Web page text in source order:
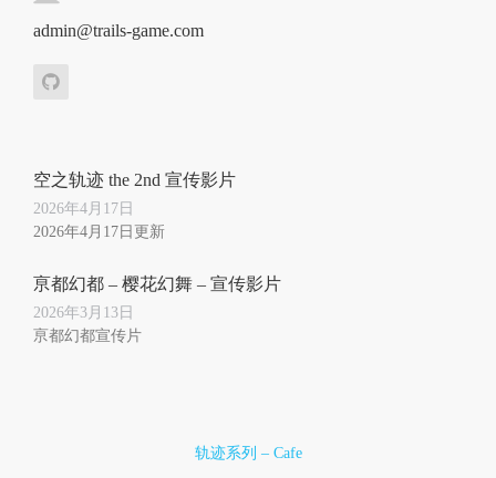
admin@trails-game.com
空之轨迹 the 2nd 宣传影片
2026年4月17日
2026年4月17日更新
亰都幻都 – 樱花幻舞 – 宣传影片
2026年3月13日
亰都幻都宣传片
轨迹系列 – Cafe